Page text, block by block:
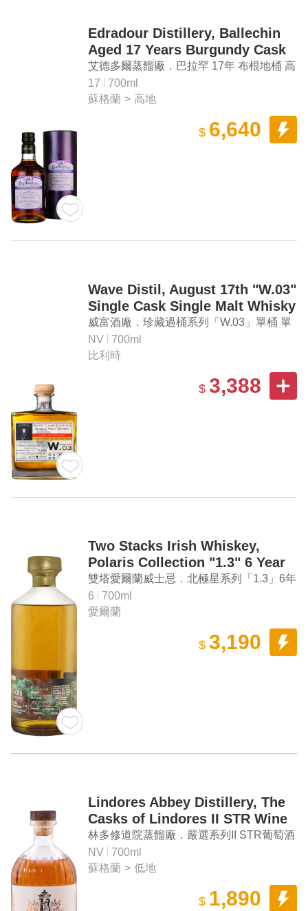
Edradour Distillery, Ballechin
Aged 17 Years Burgundy Cask
Highland Single Malt Scotch
Whisky
艾德多爾蒸餾廠．巴拉罕 17年 布根地桶 高
地單一麥芽蘇格蘭威士忌
17
700ml
蘇格蘭 > 高地
$ 6,640
Wave Distil, August 17th "W.03"
Single Cask Single Malt Whisky
威富酒廠．珍藏過桶系列「W.03」單桶 單
一麥芽威士忌
NV
700ml
比利時
$ 3,388
Two Stacks Irish Whiskey,
Polaris Collection "1.3" 6 Year
Old Cask Strength Irish
Whiskey
雙塔愛爾蘭威士忌．北極星系列「1.3」6年
愛爾蘭威士忌原酒
6
700ml
愛爾蘭
$ 3,190
Lindores Abbey Distillery, The
Casks of Lindores II STR Wine
Barrique Lowland Single Malt
Scotch Whisky
林多修道院蒸餾廠．嚴選系列II STR葡萄酒
桶 低地單一麥芽蘇格蘭威士忌
NV
700ml
蘇格蘭 > 低地
$ 1,890